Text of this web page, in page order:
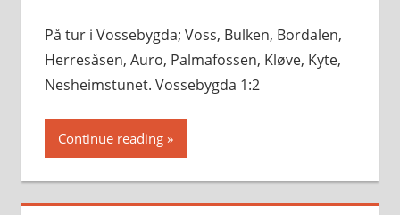
På tur i Vossebygda; Voss, Bulken, Bordalen,
Herresåsen, Auro, Palmafossen, Kløve, Kyte,
Nesheimstunet. Vossebygda 1:2
Continue reading